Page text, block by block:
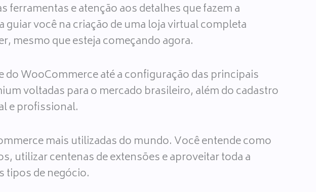
e atenção aos detalhes que fazem a
você na criação de uma loja virtual completa
mesmo que esteja começando agora.
WooCommerce até a configuração das principais
voltadas para o mercado brasileiro, além do cadastro
e profissional.
mais utilizadas do mundo. Você entende como
utilizar centenas de extensões e aproveitar toda a
tipos de negócio.